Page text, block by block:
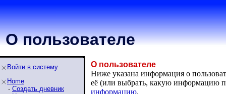
О пользователе
Войти в систему
Home
- Создать дневник
О пользователе
Ниже указана информация о
её (или выбрать, какую информацию
информацию.